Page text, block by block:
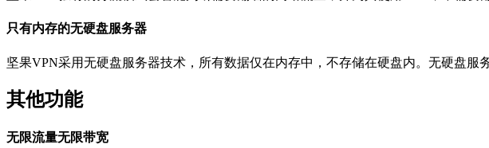
只有内存的无硬盘服务器
坚果VPN采用无硬盘服务器技术，所有数据仅在内存中，不存储在硬盘内。无硬盘服
其他功能
无限流量无限带宽